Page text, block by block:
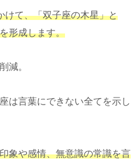
けて、「双子座の木星」と
形成します。
減。
は言葉にできない全てを示し
象や感情、無意識の常識を言